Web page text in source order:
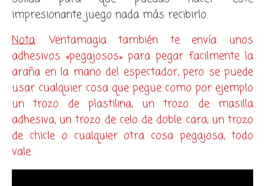
impresionante juego nada más recibirlo.
Nota: Ventamagia también te envía unos
adhesivos «pegajosos» para pegar facilmente la
araña en la mano del espectador, pero se puede
usar cualquier cosa que pegue como por ejemplo
un trozo de plastilina, un trozo de masilla
adhesiva, un trozo de celo de doble cara, un trozo
de chicle o cualquier otra cosa pegajosa, todo
vale.